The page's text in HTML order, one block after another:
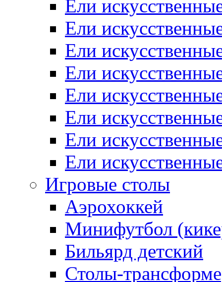
Ели
Ели
Ели
Ели
Ели
Ели
Ели
Ели
Игровые столы
Аэрохоккей
Минифутбол
Бильярд детский
Столы-